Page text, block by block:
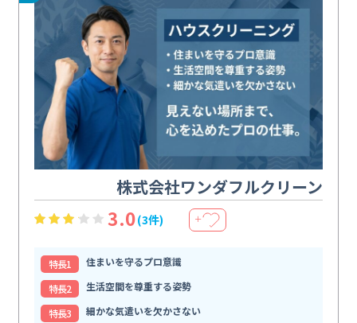
株式会社ワンダフルクリーン
3.0(3件) ＋
特⻑1
住まいを守るプロ意識
特⻑2
生活空間を尊重する姿勢
特⻑3
細かな気遣いを欠かさない